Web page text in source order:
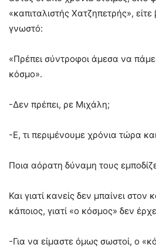
«καπιταλιστής Χατζηπετρής»,
γνωστό:
«Πρέπει σύντροφοι άμεσα να
κόσμο».
-Δεν πρέπει, ρε Μιχάλη;
-Ε, τι περιμένουμε χρόνια τώρα
Ποια αόρατη δύναμη τους
Και γιατί κανείς δεν μπαίνει
κάποιος, γιατί «ο κόσμος» δεν
-Για να είμαστε όμως σωστοί, ο